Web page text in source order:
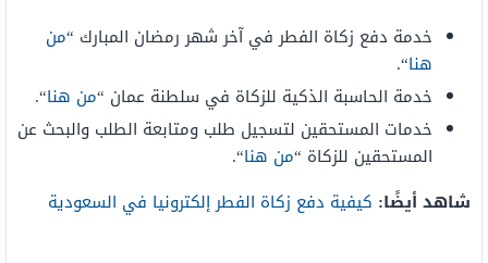
خدمة دفع زكاة الفطر في آخر شهر رمضان المبارك “من
هنا“.
خدمة الحاسبة الذكية للزكاة في سلطنة عمان “من هنا“.
خدمات المستحقين لتسجيل طلب ومتابعة الطلب والبحث عن
المستحقين للزكاة “من هنا“.
شاهد أيضًا: كيفية دفع زكاة الفطر إلكترونيا في السعودية